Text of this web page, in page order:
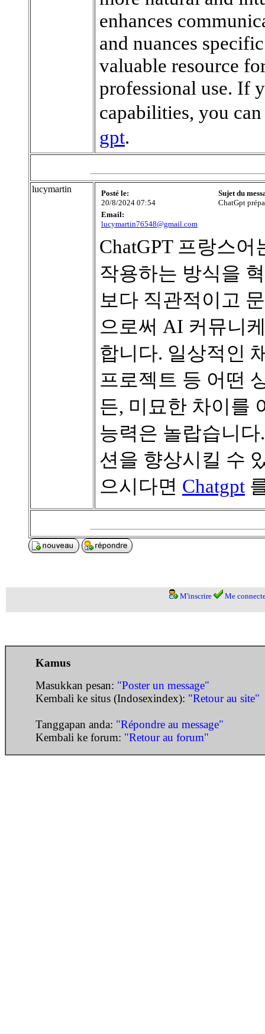
enhances
and nuances
valuable resource
professional use. If
capabilities, you
gpt.
lucymartin
Posté le:
20/8/2024 07:54
Sujet du
ChatGpt
Email:
lucymartin76548@gmail.com
ChatGPT 프랑스
작용하는 방식을
보다 직관적이고
으로써 AI 커뮤니
합니다. 일상적인
프로젝트 등 어떤
든, 미묘한 차이를
능력은 놀랍습니
션을 향상시킬 수
으시다면 Chatgpt
M'inscrire Me
Kamus
Masukkan pesan: "Poster un message"
Kembali ke situs (Indosexindex): "Retour au site"
Tanggapan anda: "Répondre au message"
Kembali ke forum: "Retour au forum"